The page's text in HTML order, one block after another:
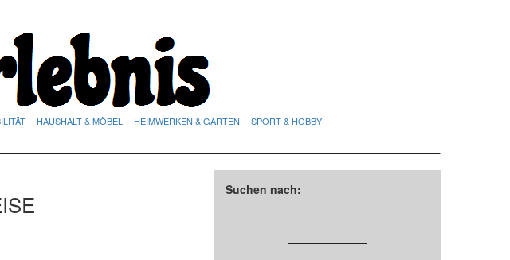
HAUSHALT & MÖBEL HEIMWERKEN & GARTEN SPORT & HOBBY
Suchen nach: